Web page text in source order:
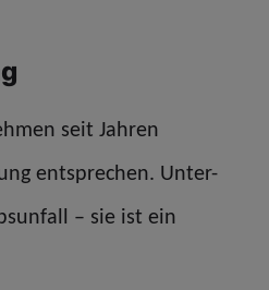
seit Jahren
entsprechen. Unter-
– sie ist ein